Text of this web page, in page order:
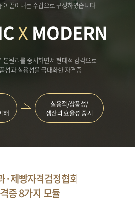
이끌어내는 수업으로 구성하였습니다.
X MODERN
본원리를 중시하면서 현대적 감각으로
성과 실용성을 극대화한 자격증
해
실용적/상품성/
생산의 효율성 중시
·제빵자격검정협회
증 8가지 모듈